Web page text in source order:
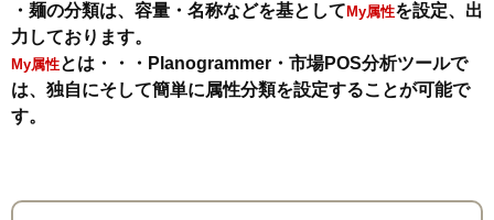
・麺の分類は、容量・名称などを基として My属性を設定、出
力しております。
My属性とは・・・Planogrammer・市場POS分析ツールで
は、独自にそして簡単に属性分類を設定することが可能で
す。